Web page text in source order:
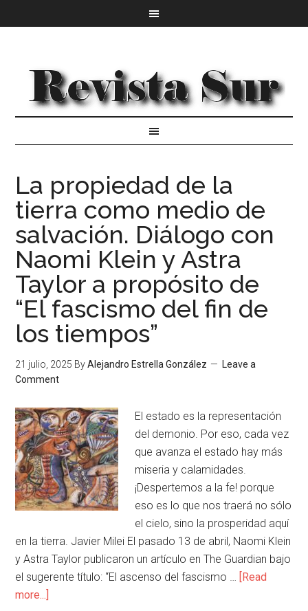
La propiedad de la
tierra como medio de
salvación. Diálogo con
Naomi Klein y Astra
Taylor a propósito de
“El fascismo del fin de
los tiempos”
21 julio, 2025 ByAlejandro Estrella González
Leave a
Comment
El estado es la representación
del demonio. Por eso, cada vez
que avanza el estado hay más
miseria y calamidades.
¡Despertemos a la fe! porque
eso es lo que nos traerá no sólo
el cielo, sino la prosperidad aquí
en la tierra. Javier Milei El pasado 13 de abril, Naomi Klein
y Astra Taylor publicaron un artículo en The Guardian bajo
el sugerente título: “El ascenso del fascismo … [Read
more...]